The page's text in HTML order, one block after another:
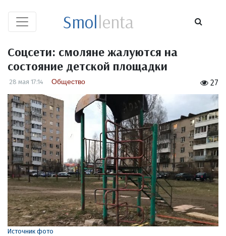
Smollenta
Соцсети: смоляне жалуются на
состояние детской площадки
27
28 мая 17:14 Общество
Источник фото